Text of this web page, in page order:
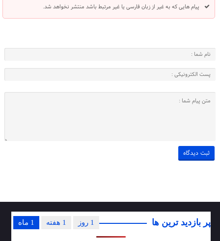
پیام هایی که به غیر از زبان فارسی یا غیر مرتبط باشد منتشر نخواهد شد.
پر بازدید ترین ها 1 ماه 1 هفته 1 روز